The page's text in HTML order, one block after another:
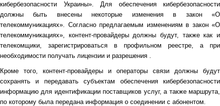
кибербезопасности Украины». Для обеспечения кибербезопасности
должны быть внесены некоторые изменения в закон «О
телекоммуникациях». Согласно предлагаемым изменениям в закон «О
телекоммуникациях», контент-провайдеры должны будут, также как и
телекомщики, зарегистрироваться в профильном реестре, а при
необходимости получать лицензии и разрешения .
Кроме того, контент-провайдеры и операторы связи должны будут
сохранять и передавать субъектам обеспечения кибербезопасности
информацию для идентификации поставщиков услуг, а также маршрута,
по которому была передана информация о соединении с абонентом.